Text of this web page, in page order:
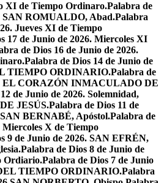
XI de Tiempo Ordinaro.Palabra de
SAN ROMUALDO, Abad.Palabra
Jueves XI de Tiempo
17 de Junio de 2026. Miercoles XI
de Dios 16 de Junio de 2026.
Palabra de Dios 14 de Junio de
TIEMPO ORDINARIO.Palabra de
EL CORAZÓN INMACULADO DE
de Junio de 2026. Solemnidad,
JESÚS.Palabra de Dios 11 de
BERNABÉ, Apóstol.Palabra de
Miercoles X de Tiempo
9 de Junio de 2026. SAN EFRÉN,
Palabra de Dios 8 de Junio de
Ordiario.Palabra de Dios 7 de Junio
TIEMPO ORDINARIO.Palabra